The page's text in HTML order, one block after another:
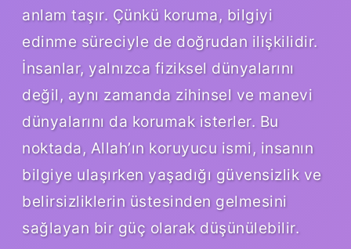
anlam taşır. Çünkü koruma, bilgiyi
edinme süreciyle de doğrudan ilişkilidir.
İnsanlar, yalnızca fiziksel dünyalarını
değil, aynı zamanda zihinsel ve manevi
dünyalarını da korumak isterler. Bu
noktada, Allah’ın koruyucu ismi, insanın
bilgiye ulaşırken yaşadığı güvensizlik ve
belirsizliklerin üstesinden gelmesini
sağlayan bir güç olarak düşünülebilir.